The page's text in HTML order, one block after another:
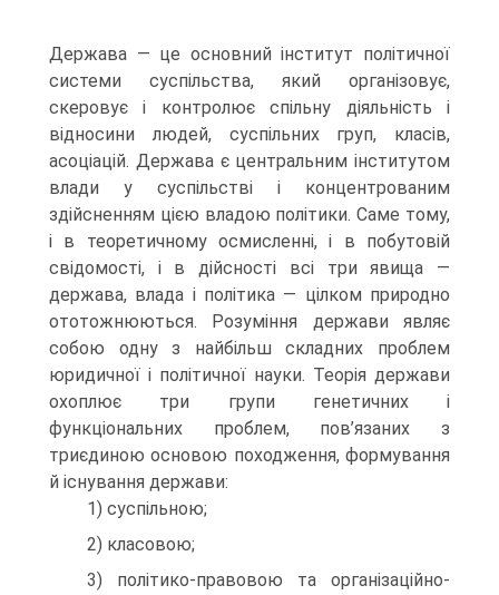
Держава — це основний інститут політичної
системи суспільства, який організовує,
скеровує і контролює спільну діяльність і
відносини людей, суспільних груп, класів,
асоціацій. Держава є центральним інститутом
влади у суспільстві і концентрованим
здійсненням цією владою політики. Саме тому,
і в теоретичному осмисленні, і в побутовій
свідомості, і в дійсності всі три явища —
держава, влада і політика — цілком природно
ототожнюються. Розуміння держави являє
собою одну з найбільш складних проблем
юридичної і політичної науки. Теорія держави
охоплює три групи генетичних і
функціональних проблем, пов’язаних з
триєдиною основою походження, формування
й існування держави:
1) суспільною;
2) класовою;
3) політико-правовою та організаційно-